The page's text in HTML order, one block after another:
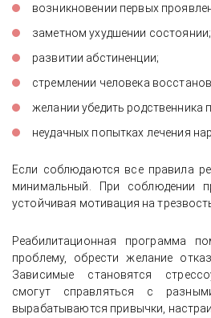
возникновении первых
заметном ухудшении состоянии;
развитии абстиненции;
стремлении человека
желании убедить родственника
неудачных попытках лечения
Если соблюдаются все правила
минимальный. При соблюдении
устойчивая мотивация на
Реабилитационная программа
проблему, обрести желание
Зависимые становятся
смогут справляться с
вырабатываются привычки,